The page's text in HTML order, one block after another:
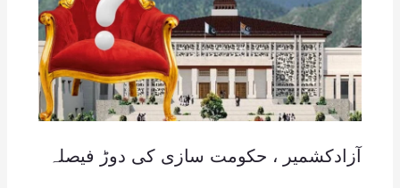
آزادکشمیر ، حکومت سازی کی دوڑ فیصلہ